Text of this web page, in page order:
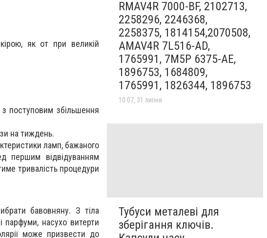
як от при великій
поступовим збільшення
на тиждень.
ламп, бажаного
першим відвідуванням
тривалість процедури
бавовняну. З тіла
парфуми, насухо витерти
може призвести до
RMAV4R 7000-BF, 2102713,
2258296, 2246368,
2258375, 1814154,2070508,
AMAV4R 7L516-AD,
1765991, 7M5P 6375-AE,
1896753, 1684809,
1765991, 1826344, 1896753
10:07, 31 липня
Тубуси металеві для
зберігання ключів.